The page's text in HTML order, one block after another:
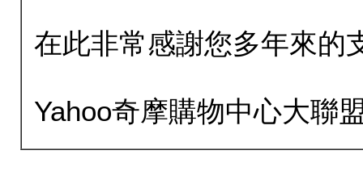
在此非常感謝您多年來的
Yahoo奇摩購物中心大